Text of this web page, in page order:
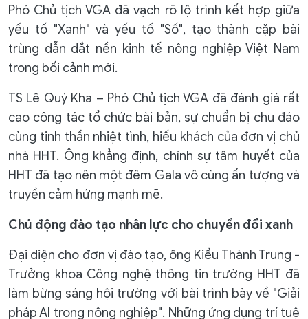
Phó Chủ tịch VGA đã vạch rõ lộ trình kết hợp giữa
yếu tố "Xanh" và yếu tố "Số", tạo thành cặp bài
trùng dẫn dắt nền kinh tế nông nghiệp Việt Nam
trong bối cảnh mới.
TS Lê Quý Kha – Phó Chủ tịch VGA đã đánh giá rất
cao công tác tổ chức bài bản, sự chuẩn bị chu đáo
cùng tinh thần nhiệt tình, hiếu khách của đơn vị chủ
nhà HHT. Ông khẳng định, chính sự tâm huyết của
HHT đã tạo nên một đêm Gala vô cùng ấn tượng và
truyền cảm hứng mạnh mẽ.
Chủ động đào tạo nhân lực cho chuyển đổi xanh
Đại diện cho đơn vị đào tạo, ông Kiều Thành Trung -
Trưởng khoa Công nghệ thông tin trường HHT đã
làm bừng sáng hội trường với bài trình bày về "Giải
pháp AI trong nông nghiệp". Những ứng dụng trí tuệ